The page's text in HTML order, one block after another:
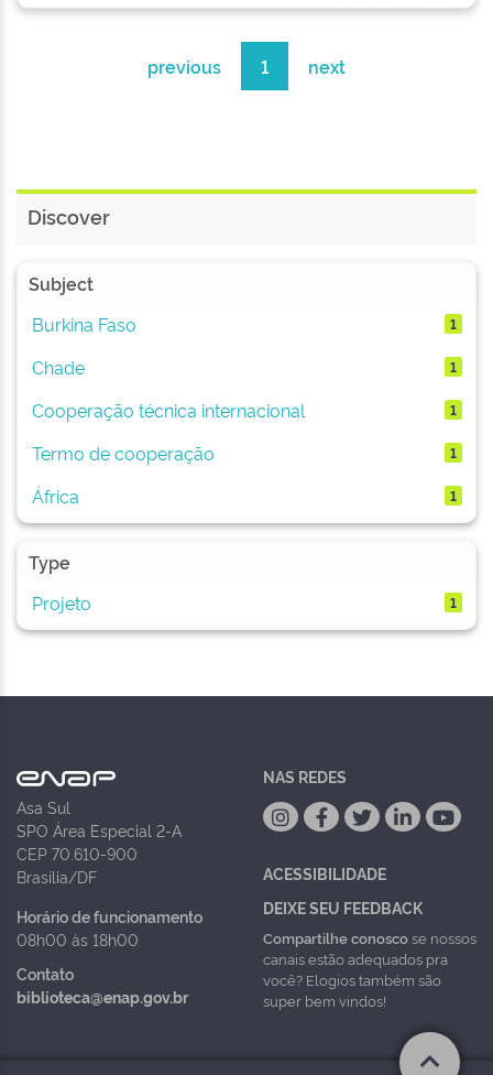
previous 1 next
Discover
Subject
Burkina Faso
1
Chade 1
Cooperação técnica internacional 1
Termo de cooperação 1
África 1
Type
Projeto
1
Asa Sul
SPO Área Especial 2-A
CEP 70.610-900
Brasília/DF
Horário de funcionamento
08h00 às 18h00
Contato
biblioteca@enap.gov.br
NAS REDES
ACESSIBILIDADE
DEIXE SEU FEEDBACK
Compartilhe conoscose nossos
canais estão adequados pra
você? Elogios também são
super bem vindos!